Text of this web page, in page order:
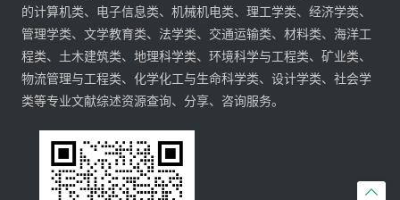

的计算机类、电子信息类、机械机电类、理工学类、经济学类、
管理学类、文学教育类、法学类、交通运输类、材料类、海洋工
程类、土木建筑类、地理科学类、环境科学与工程类、矿业类、
物流管理与工程类、化学化工与生命科学类、设计学类、社会学
类等专业文献综述资源查询、分享、咨询服务。